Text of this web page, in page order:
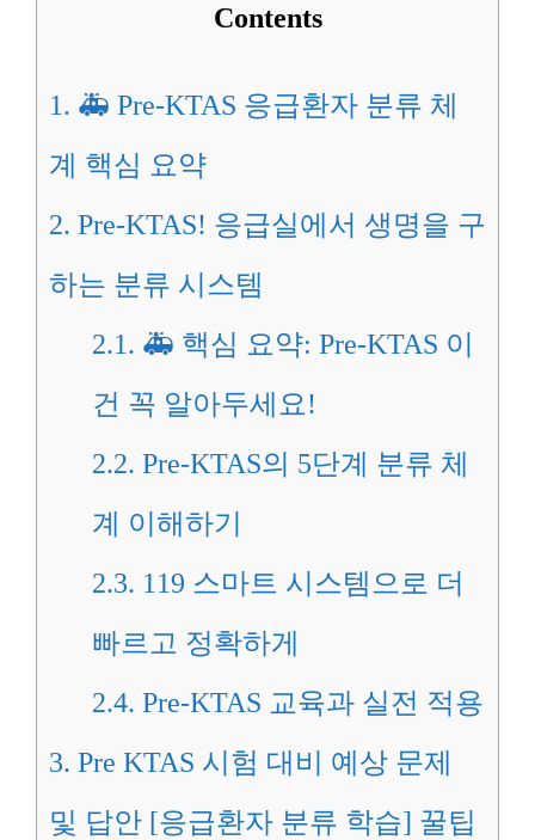
Contents
1. 🚑 Pre-KTAS 응급환자 분류 체
계 핵심 요약
2. Pre-KTAS! 응급실에서 생명을 구
하는 분류 시스템
2.1. 🚑 핵심 요약: Pre-KTAS 이
건 꼭 알아두세요!
2.2. Pre-KTAS의 5단계 분류 체
계 이해하기
2.3. 119 스마트 시스템으로 더
빠르고 정확하게
2.4. Pre-KTAS 교육과 실전 적용
3. Pre KTAS 시험 대비 예상 문제
및 답안 [응급환자 분류 학습] 꿀팁